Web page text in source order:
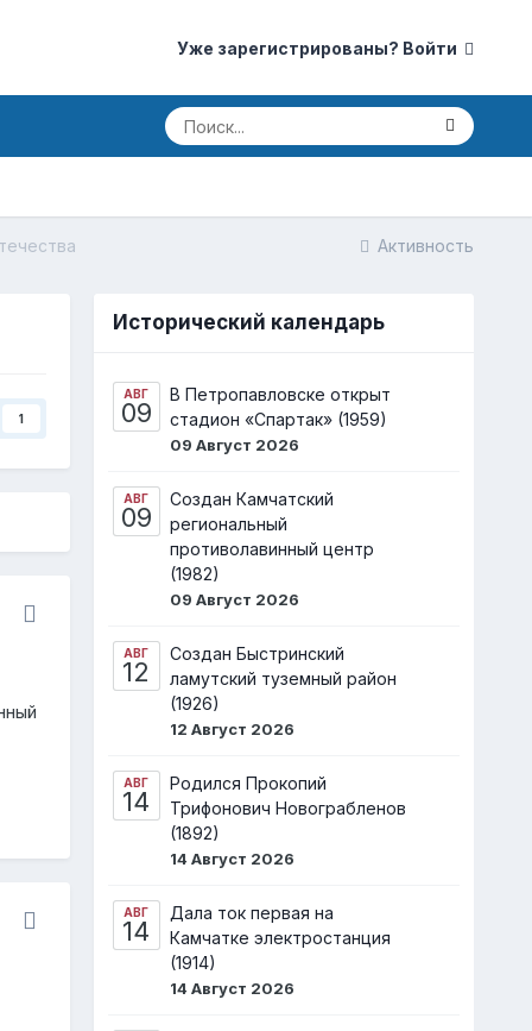
Уже зарегистрированы? Войти
Активность
1
Исторический календарь
АВГ
09
В Петропавловске открыт
стадион «Спартак» (1959)
09 Август 2026
АВГ
09
Создан Камчатский
региональный
противолавинный центр
(1982)
09 Август 2026
АВГ
12
Создан Быстринский
ламутский туземный район
(1926)
12 Август 2026
АВГ
14
Родился Прокопий
Трифонович Новограбленов
(1892)
14 Август 2026
АВГ
14
Дала ток первая на
Камчатке электростанция
(1914)
14 Август 2026